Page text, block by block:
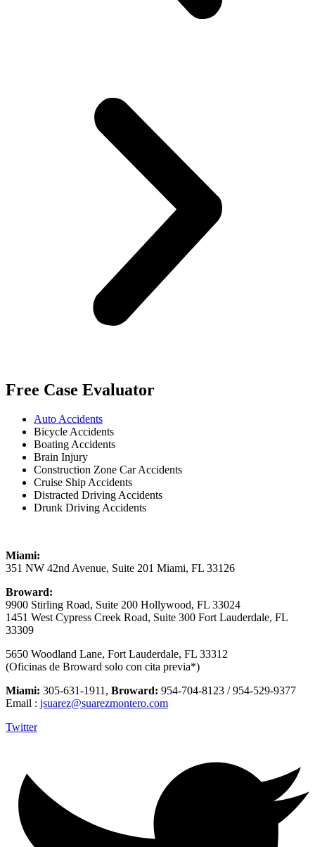
Free Case Evaluator
Auto Accidents
Bicycle Accidents
Boating Accidents
Brain Injury
Construction Zone Car Accidents
Cruise Ship Accidents
Distracted Driving Accidents
Drunk Driving Accidents
Miami:
351 NW 42nd Avenue, Suite 201 Miami, FL 33126
Broward:
9900 Stirling Road, Suite 200 Hollywood, FL 33024
1451 West Cypress Creek Road, Suite 300 Fort Lauderdale, FL
33309
5650 Woodland Lane, Fort Lauderdale, FL 33312
(Oficinas de Broward solo con cita previa*)
Miami: 305-631-1911, Broward: 954-704-8123 / 954-529-9377
Email : jsuarez@suarezmontero.com
Twitter